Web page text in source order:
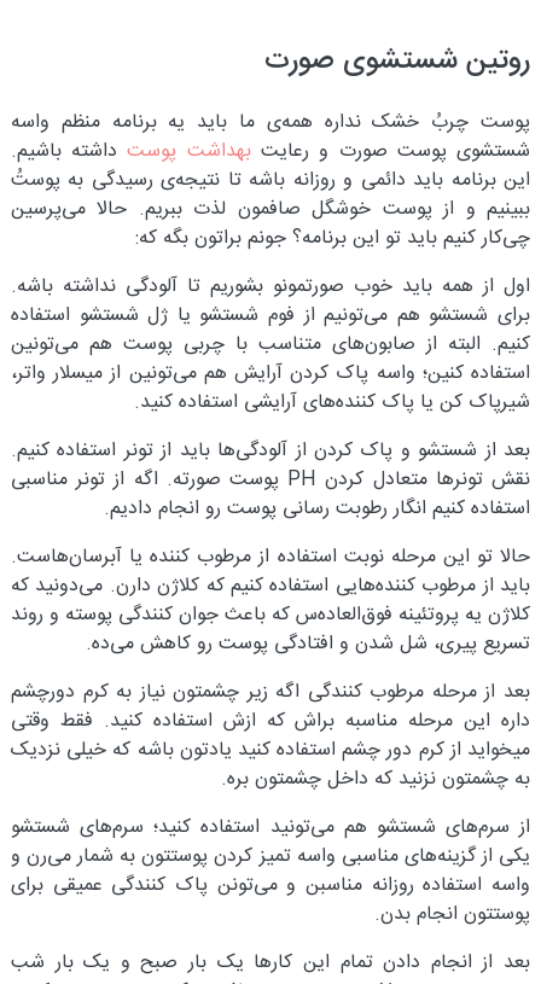
روتین شستشوی صورت
پوست چربُ خشک نداره همه‌ی ما باید یه برنامه منظم واسه
شستشوی پوست صورت و رعایتبهداشت پوستداشته باشیم.
این برنامه باید دائمی و روزانه باشه تا نتیجه‌ی رسیدگی به پوستُ
ببینیم و از پوست خوشگل صافمون لذت ببریم. حالا می‌پرسین
چی‌کار کنیم باید تو این برنامه؟ جونم براتون بگه که:
اول از همه باید خوب صورتمونو بشوریم تا آلودگی نداشته باشه.
برای شستشو هم می‌تونیم از فوم شستشو یا ژل شستشو استفاده
کنیم. البته از صابون‌های متناسب با چربی پوست هم می‌تونین
استفاده کنین؛ واسه پاک کردن آرایش هم می‌تونین از میسلار واتر،
شیرپاک کن یا پاک کننده‌های آرایشی استفاده کنید.
بعد از شستشو و پاک کردن از آلودگی‌ها باید از تونر استفاده کنیم.
نقش تونرها متعادل کردن PH پوست صورته. اگه از تونر مناسبی
استفاده کنیم انگار رطوبت رسانی پوست رو انجام دادیم.
حالا تو این مرحله نوبت استفاده از مرطوب کننده یا آبرسان‌هاست.
باید از مرطوب کننده‌هایی استفاده کنیم که کلاژن دارن. می‌دونید که
کلاژن یه پروتئینه فوق‌العاده‌س که باعث جوان کنندگی پوسته و روند
تسریع پیری، شل شدن و افتادگی پوست رو کاهش می‌ده.
بعد از مرحله مرطوب کنندگی اگه زیر چشمتون نیاز به کرم دورچشم
داره این مرحله مناسبه براش که ازش استفاده کنید. فقط وقتی
میخواید از کرم دور چشم استفاده کنید یادتون باشه که خیلی نزدیک
به چشمتون نزنید که داخل چشمتون بره.
از سرم‌های شستشو هم می‌تونید استفاده کنید؛ سرم‌های شستشو
یکی از گزینه‌های مناسبی واسه تمیز کردن پوستتون به شمار می‌رن و
واسه استفاده روزانه مناسبن و می‌تونن پاک کنندگی عمیقی برای
پوستتون انجام بدن.
بعد از انجام دادن تمام این کارها یک بار صبح و یک بار شب